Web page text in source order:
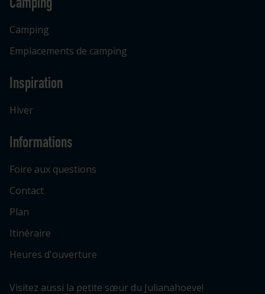
Camping
Emplacements de camping
Inspiration
Hiver
Informations
Foire aux questions
Contact
Plan
Itinéraire
Heures d'ouverture
Visitez aussi la petite sœur du Julianahoeve!